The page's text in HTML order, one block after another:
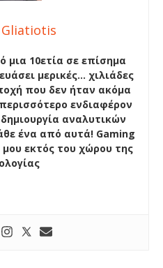
Gliatiotis
μια 10ετία σε επίσημα
μερικές… χιλιάδες
που δεν ήταν ακόμα
ενδιαφέρον
αναλυτικών
ένα από αυτά! Gaming
εκτός του χώρου της